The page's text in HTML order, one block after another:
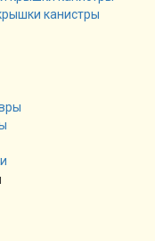
канистры